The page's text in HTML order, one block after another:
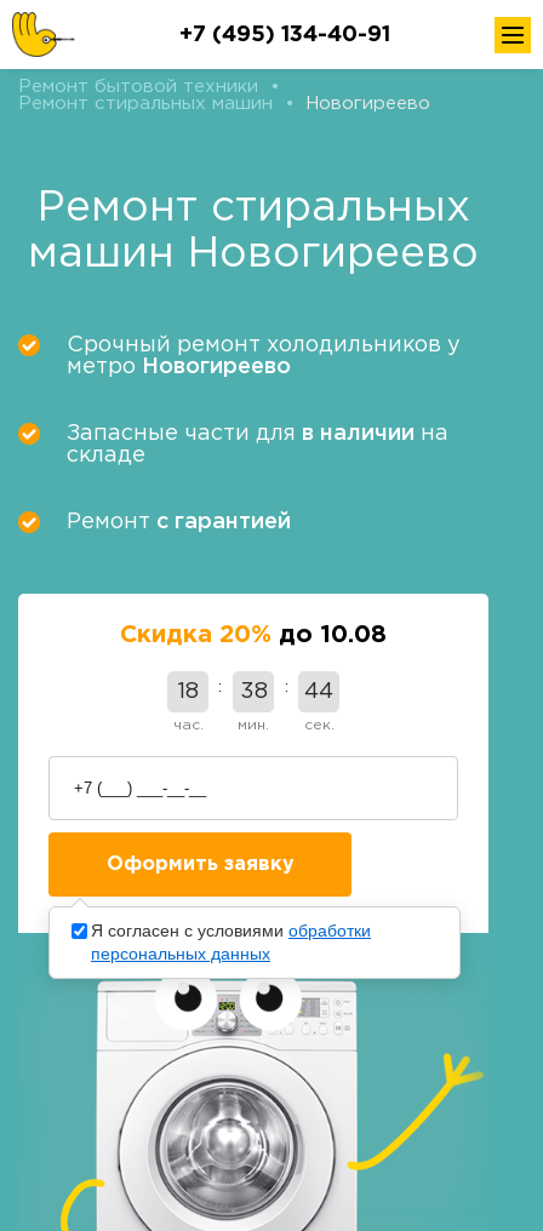
+7 (495) 134-40-91
Ремонт бытовой техники
•
Ремонт стиральных машин
• Новогиреево
Ремонт стиральных
машин Новогиреево
Срочный ремонт холодильников у
метро
Новогиреево
Запасные части для в наличии на
складе
Ремонт с гарантией
Скидка 20% до 10.08
18
час.
38
мин.
43
сек.
Я согласен с условиями обработки
персональных данных